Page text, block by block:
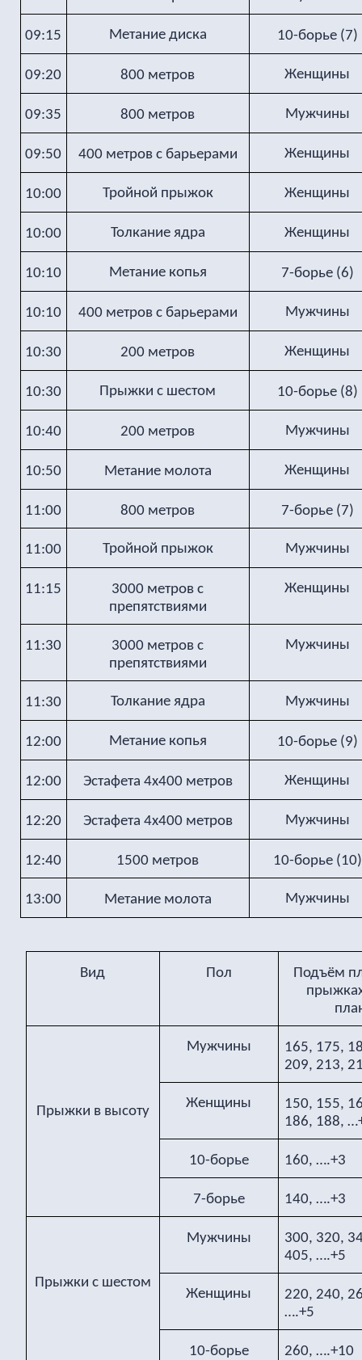
09:15 Метание диска 10-борье (7)
09:20 800 метров Женщины
09:35 800 метров Мужчины
09:50 400 метров с барьерами Женщины
10:00 Тройной прыжок Женщины
10:00 Толкание ядра Женщины
10:10 Метание копья 7-борье (6)
10:10 400 метров с барьерами Мужчины
10:30 200 метров Женщины
10:30 Прыжки с шестом 10-борье (8)
10:40 200 метров Мужчины
10:50 Метание молота Женщины
11:00 800 метров 7-борье (7)
11:00 Тройной прыжок Мужчины
11:15
3000 метров с
препятствиями
Женщины
11:30
3000 метров с
препятствиями
Мужчины
11:30 Толкание ядра Мужчины
12:00 Метание копья 10-борье (9)
12:00 Эстафета 4х400 метров Женщины
12:20 Эстафета 4х400 метров Мужчины
12:40 1500 метров 10-борье (10)
13:00 Метание молота Мужчины
Вид Пол
Подъём
Прыжки в высоту
Мужчины
165, 175,
209, 213,
Женщины
150, 155,
186, 188,
10-борье 160, ….+3
7-борье 140, ….+3
Прыжки с шестом
Мужчины
300, 320,
405, ….+5
Женщины
220, 240,
….+5
10-борье 260, ….+10